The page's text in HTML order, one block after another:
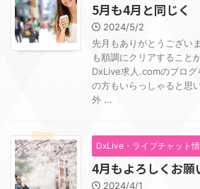
5月も4月と同じく
2024/5/2
先月もありがとうござい
も順調にクリアすること
DxLive求人.comのブログ
の方もいらっしゃると思
外 ...
DxLive・ライブチャット
4月もよろしくお願
2024/4/1